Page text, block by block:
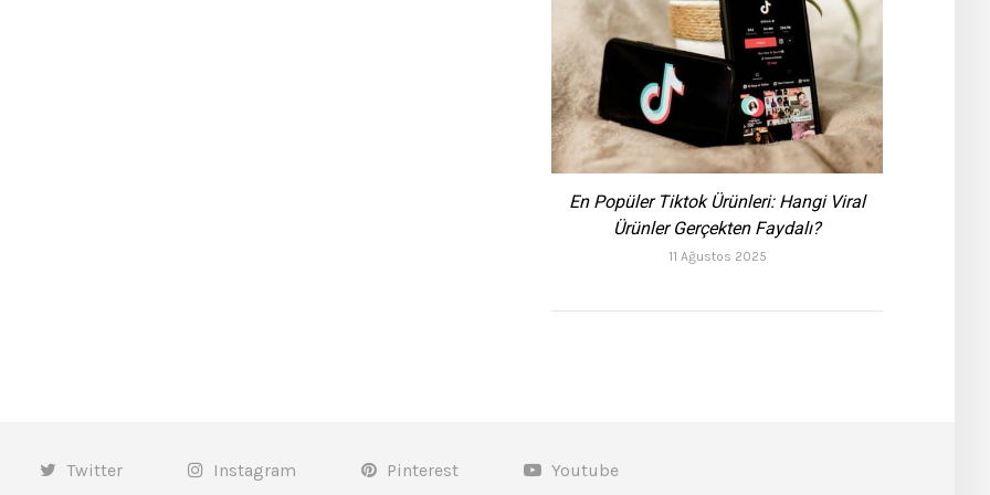
En Popüler Tiktok Ürünleri: Hangi Viral
Ürünler Gerçekten Faydalı?
11 Ağustos 2025
Twitter Instagram Pinterest Youtube